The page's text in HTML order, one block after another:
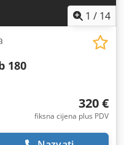
1 / 14
180
320 €
fiksna cijena plus PDV